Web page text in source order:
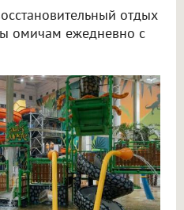
отдых
омичам ежедневно с